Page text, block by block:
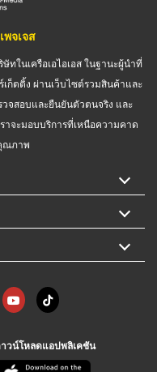
พจเจส
ทในเครือเอไอเอส ในฐานะผู้นำที่
ตติ้ง ผ่านเว็บไซต์รวมสินค้าและ
วจสอบและยืนยันตัวตนจริง และ
าจะมอบบริการที่เหนือความคาด
ณภาพ
วน์โหลดแอปพลิเคชัน